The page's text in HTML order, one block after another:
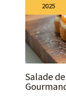
2025
Salade